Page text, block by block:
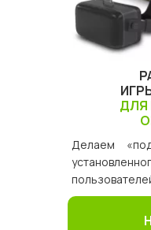
ДЛЯ
Делаем